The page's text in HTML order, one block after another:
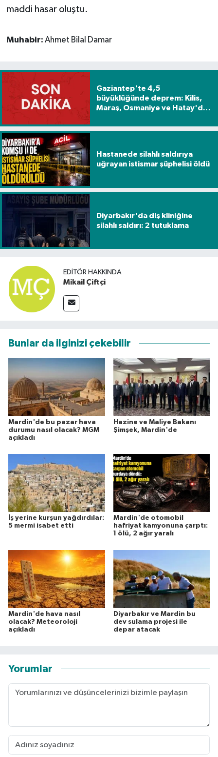
maddi hasar oluştu.
Muhabir: Ahmet Bilal Damar
Gaziantep'te 4,5
büyüklüğünde deprem: Kilis,
Maraş, Osmaniye ve Hatay'da
Hastanede silahlı saldırıya
uğrayan istismar şüphelisi öldü
Diyarbakır'da diş kliniğine
silahlı saldırı: 2 tutuklama
EDITÖR HAKKINDA
Mikail Çiftçi
Bunlar da ilginizi çekebilir
Mardin'de bu pazar hava
durumu nasıl olacak? MGM
açıkladı
Hazine ve Maliye Bakanı
Şimşek, Mardin'de
İş yerine kurşun yağdırdılar:
5 mermi isabet etti
Mardin'de otomobil
hafriyat kamyonuna çarptı:
1 ölü, 2 ağır yaralı
Mardin'de hava nasıl
olacak? Meteoroloji
açıkladı
Diyarbakır ve Mardin bu
dev sulama projesi ile
depar atacak
Yorumlar